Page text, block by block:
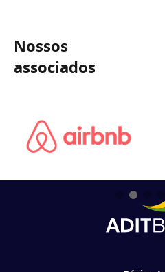
Nossos
associados